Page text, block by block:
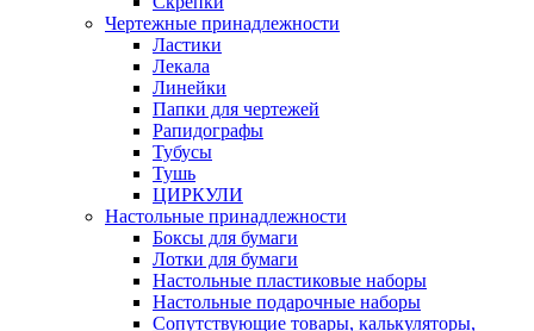
Чертежные принадлежности
Ластики
Лекала
Линейки
Папки для чертежей
Рапидографы
Тубусы
Тушь
ЦИРКУЛИ
Настольные принадлежности
Боксы для бумаги
Лотки для бумаги
Настольные пластиковые наборы
Настольные подарочные наборы
Сопутствующие товары, калькуляторы,